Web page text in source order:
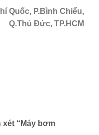
Quốc, P.Bình Chiểu,
Q.Thủ Đức, TP.HCM
“Máy bơm